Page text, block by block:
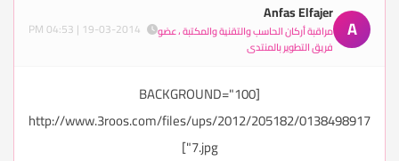
A
Anfas Elfajer
مراقبة أركان الحاسب والتقنية والمكتبة ، عضو
فريق التطوير بالمنتدى
[BACKGROUND="100
http://www.3roos.com/files/ups/2012/205182/0138498917
7.jpg"]